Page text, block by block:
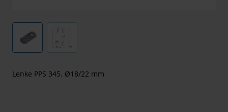
Lenke PPS 345. Ø18/22 mm